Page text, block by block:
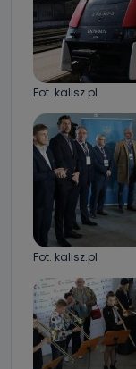
Fot. kalisz.pl
Fot. kalisz.pl